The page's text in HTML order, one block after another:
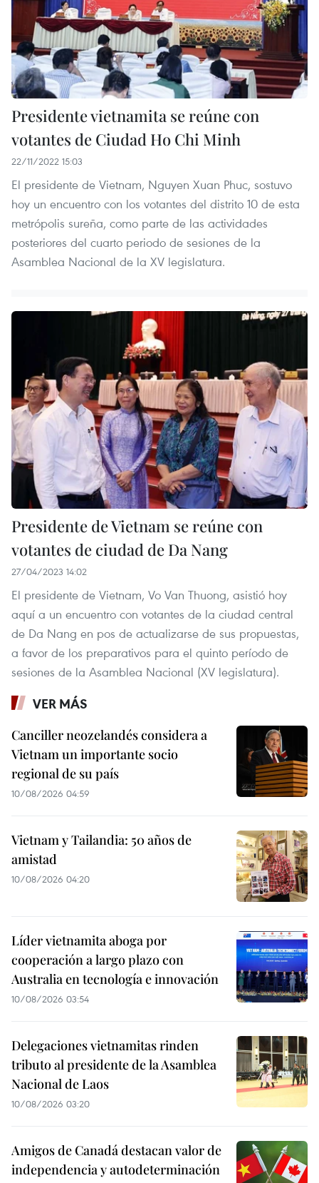
Presidente vietnamita se reúne con
votantes de Ciudad Ho Chi Minh
22/11/2022 15:03
El presidente de Vietnam, Nguyen Xuan Phuc, sostuvo
hoy un encuentro con los votantes del distrito 10 de esta
metrópolis sureña, como parte de las actividades
posteriores del cuarto periodo de sesiones de la
Asamblea Nacional de la XV legislatura.
Presidente de Vietnam se reúne con
votantes de ciudad de Da Nang
27/04/2023 14:02
El presidente de Vietnam, Vo Van Thuong, asistió hoy
aquí a un encuentro con votantes de la ciudad central
de Da Nang en pos de actualizarse de sus propuestas,
a favor de los preparativos para el quinto período de
sesiones de la Asamblea Nacional (XV legislatura).
VER MÁS
Canciller neozelandés considera a
Vietnam un importante socio
regional de su país
10/08/2026 04:59
Vietnam y Tailandia: 50 años de
amistad
10/08/2026 04:20
Líder vietnamita aboga por
cooperación a largo plazo con
Australia en tecnología e innovación
10/08/2026 03:54
Delegaciones vietnamitas rinden
tributo al presidente de la Asamblea
Nacional de Laos
10/08/2026 03:20
Amigos de Canadá destacan valor de
independencia y autodeterminación